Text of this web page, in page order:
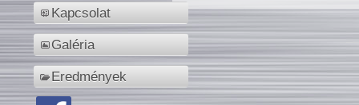
Kapcsolat
Galéria
Eredmények